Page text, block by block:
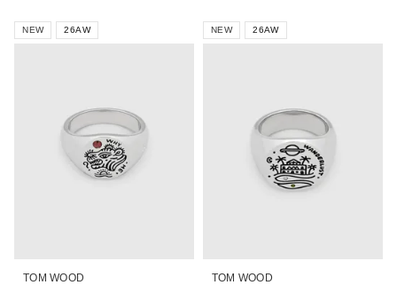
NEW 26AW
TOM WOOD
NEW 26AW
TOM WOOD